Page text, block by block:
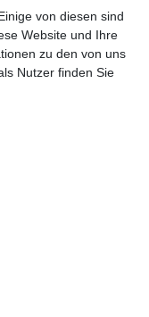
von diesen sind
Website und Ihre
zu den von uns
Nutzer finden Sie